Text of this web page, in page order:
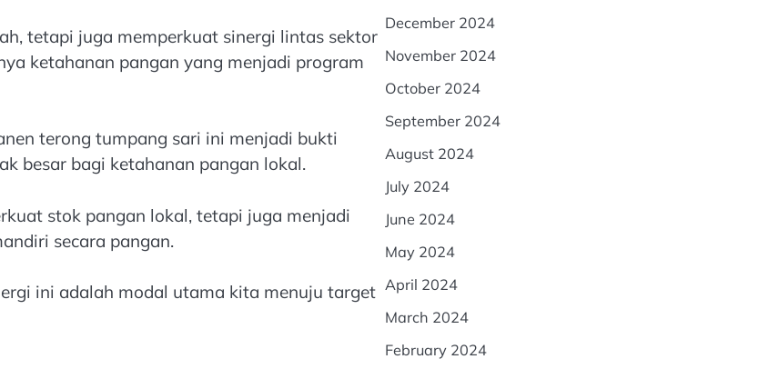
tetapi juga memperkuat sinergi lintas sektor
ketahanan pangan yang menjadi program
terong tumpang sari ini menjadi bukti
besar bagi ketahanan pangan lokal.
stok pangan lokal, tetapi juga menjadi
secara pangan.
ini adalah modal utama kita menuju target
December 2024
November 2024
October 2024
September 2024
August 2024
July 2024
June 2024
May 2024
April 2024
March 2024
February 2024